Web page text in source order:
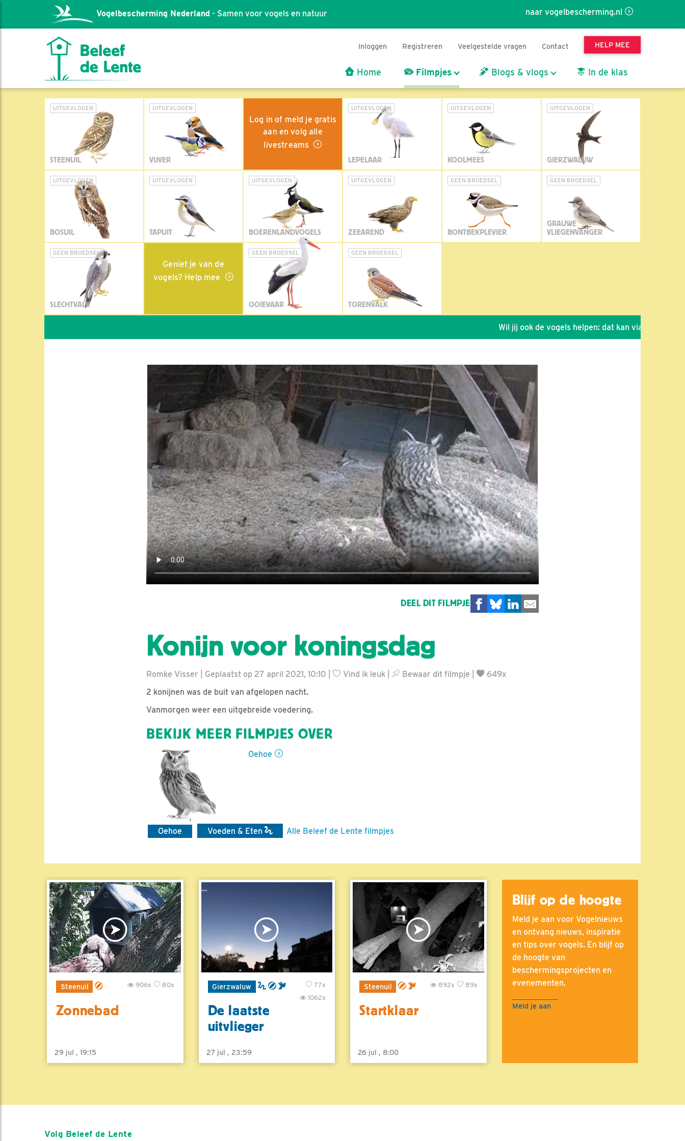
naar vogelbescherming.nl
Vogelbescherming Nederland - Samen voor vogels en natuur
Inloggen Registreren Veelgestelde vragen Contact HELP MEE
Home Filmpjes Blogs & vlogs In de klas
UITGEVLOGEN
STEENUIL
UITGEVLOGEN
VIJVER
Log in of meld je gratis
aan en volg alle
livestreams
UITGEVLOGEN
LEPELAAR
UITGEVLOGEN
KOOLMEES
UITGEVLOGEN
GIERZWALUW
UITGEVLOGEN
BOSUIL
UITGEVLOGEN
TAPUIT
UITGEVLOGEN
BOERENLANDVOGELS
UITGEVLOGEN
ZEEAREND
GEEN BROEDSEL
BONTBEKPLEVIER
GEEN BROEDSEL
GRAUWE
VLIEGENVANGER
GEEN BROEDSEL
SLECHTVALK
Geniet je van de
vogels? Help mee
GEEN BROEDSEL
OOIEVAAR
GEEN BROEDSEL
TORENVALK
Wil jij ook de vogels helpen: dat kan via de link!
DEEL DIT FILMPJE
Konijn voor koningsdag
Romke Visser | Geplaatst op 27 april 2021, 10:10 | Vind ik leuk Bewaar dit filmpje
649x
2 konijnen was de buit van afgelopen nacht.
Vanmorgen weer een uitgebreide voedering.
BEKIJK MEER FILMPJES OVER
Oehoe
Oehoe Voeden & Eten Alle Beleef de Lente filmpjes
Steenuil 80x
906x
Zonnebad
29 jul , 19:15
Gierzwaluw
77x
1062x
De laatste
uitvlieger
27 jul , 23:59
Steenuil 89x
892x
Startklaar
26 jul , 8:00
Blijf op de hoogte
Meld je aan voor Vogelnieuws
en ontvang nieuws, inspiratie
en tips over vogels. En blijf op
de hoogte van
beschermingsprojecten en
evenementen.
Meld je aan
Volg Beleef de Lente